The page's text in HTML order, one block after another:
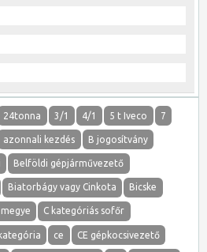
24tonna 3/1 4/1 5 t Iveco 7
azonnali kezdés B jogosítvány
Belföldi gépjárművezető
Biatorbágy vagy Cinkota Bicske
C kategóriás sofőr
ce CE gépkocsivezető